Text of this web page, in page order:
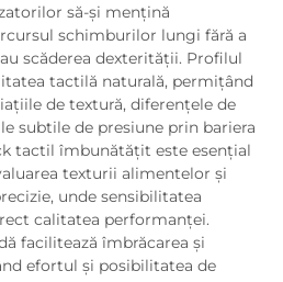
să-și mențină
schimburilor lungi fără a
scăderea dexterității. Profilul
tactilă naturală, permițând
de textură, diferențele de
subtile de presiune prin bariera
tactil îmbunătățit este esențial
texturii alimentelor și
unde sensibilitatea
calitatea performanței.
facilitează îmbrăcarea și
efortul și posibilitatea de